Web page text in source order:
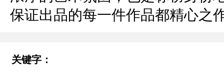
保证出品的每一件作品都精心之
关键字：